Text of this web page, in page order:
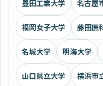
豊田工業大学 名古屋
福岡女子大学 藤田医
名城大学 明海大学
山口県立大学 横浜市